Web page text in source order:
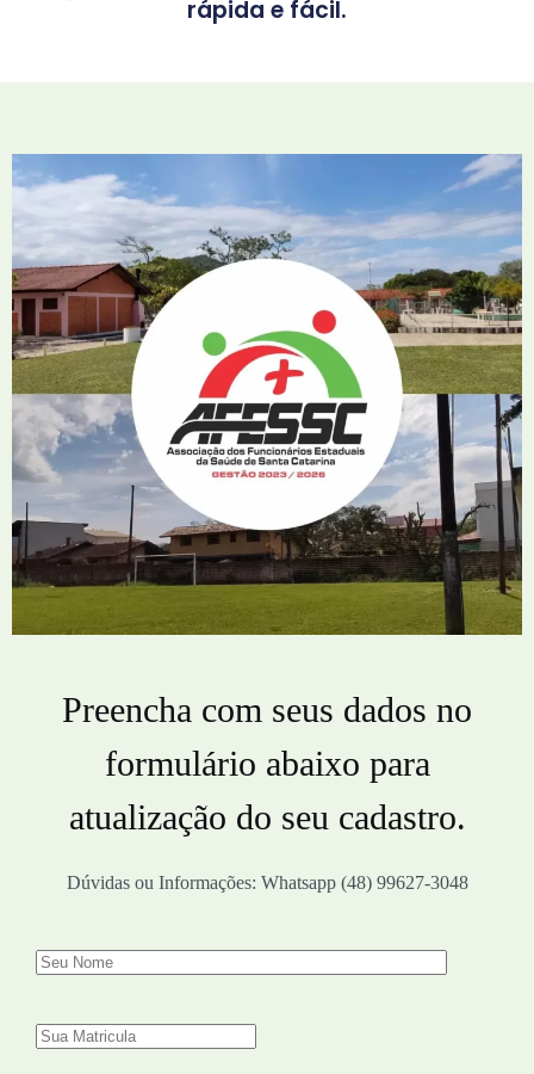
rápida e fácil.
Preencha com seus dados no
formulário abaixo para
atualização do seu cadastro.
Dúvidas ou Informações: Whatsapp (48) 99627-3048